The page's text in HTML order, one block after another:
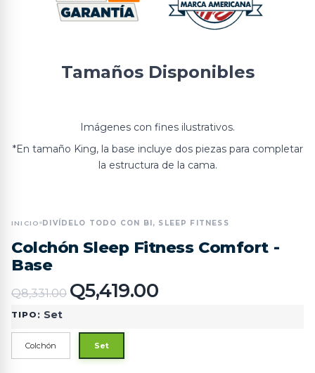
Tamaños Disponibles
Imágenes con fines ilustrativos.
*En tamaño King, la base incluye dos piezas para completar
la estructura de la cama.
INICIO DIVÍDELO TODO CON BI, SLEEP FITNESS
Colchón Sleep Fitness Comfort -
Base
Q8,331.00 Q5,419.00
TIPO : Set
Colchón Set